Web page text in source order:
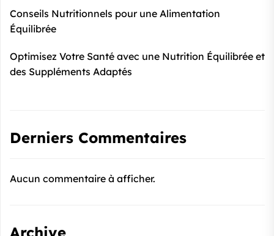
Conseils Nutritionnels pour une Alimentation
Équilibrée
Optimisez Votre Santé avec une Nutrition Équilibrée et
des Suppléments Adaptés
Derniers Commentaires
Aucun commentaire à afficher.
Archive